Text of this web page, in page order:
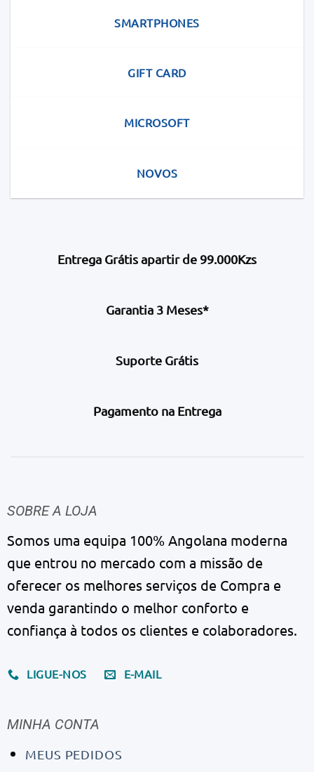
SMARTPHONES
GIFT CARD
MICROSOFT
NOVOS
Entrega Grátis apartir de 99.000Kzs
Garantia 3 Meses*
Suporte Grátis
Pagamento na Entrega
SOBRE A LOJA
Somos uma equipa 100% Angolana moderna
que entrou no mercado com a missão de
oferecer os melhores serviços de Compra e
venda garantindo o melhor conforto e
confiança à todos os clientes e colaboradores.
LIGUE-NOS E-MAIL
MINHA CONTA
MEUS PEDIDOS